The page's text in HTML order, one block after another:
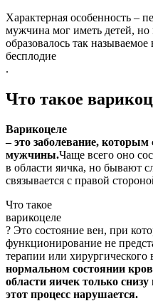
Характерная особенность –
мужчина мог иметь детей, но
образовалось так называемое
бесплодие
.
Что такое
Варикоцеле
– это заболевание, которым
мужчины.Чаще всего оно
в области яичка, но бывают
связывается с правой
Что такое
варикоцеле
? Это состояние вен, при
функционирование не
терапии или хирургического
нормальном состоянии
области яичек только
этот процесс нарушается.